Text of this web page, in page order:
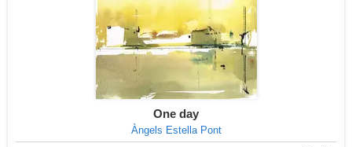
One day
Àngels Estella Pont